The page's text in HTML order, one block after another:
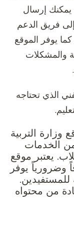
يمكنك إرسال
فريق الدعم
يوفر الموقع
والمشكلات
الذي تحتاجه
التربية
الخدمات
يعتبر موقع
وضرورياً يوفر
للمستفيدين.
من محتواه